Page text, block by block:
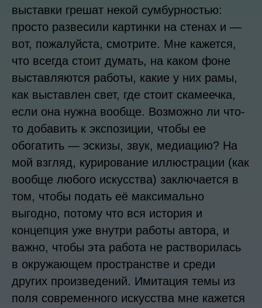
выставки грешат некой сумбурностью:
просто развесили картинки на стенах и —
вот, пожалуйста, смотрите. Мне кажется,
что всегда стоит думать, на каком фоне
выставляются работы, какие у них рамы,
как выставлен свет, где стоит скамеечка,
если она нужна вообще. Возможно ли что-
то добавить к экспозиции, чтобы ее
обогатить — эскизы, звук, медиацию? На
мой взгляд, курирование иллюстрации (как
вообще любого искусства) заключается в
том, чтобы подать её максимально
выгодно, потому что вся история и
концепция уже внутри работы автора, и
важно, чтобы эта работа не растворилась
в окружающем пространстве и среди
других произведений. Имитация темы из
поля современного искусства мне кажется